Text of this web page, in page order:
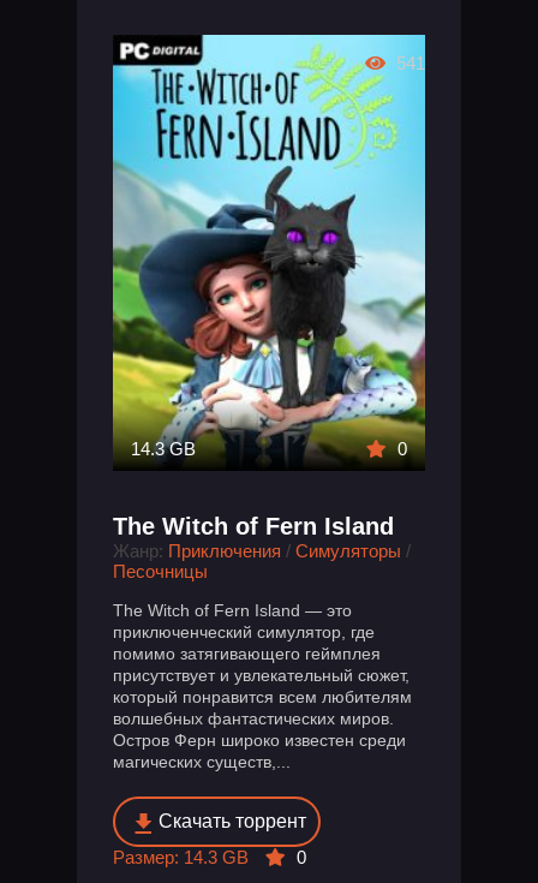
14.3 GB 0
The Witch of Fern Island
Жанр: Приключения / Симуляторы /
Песочницы
The Witch of Fern Island — это
приключенческий симулятор, где
помимо затягивающего геймплея
присутствует и увлекательный сюжет,
который понравится всем любителям
волшебных фантастических миров.
Остров Ферн широко известен среди
магических существ,...
Скачать торрент
Размер: 14.3 GB
0
541